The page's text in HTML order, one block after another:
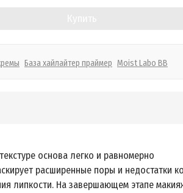
База хайлайтер праймер Moist Labo BB
основа легко и равномерно
расширенные поры и недостатки
липкости. На завершающем этапе